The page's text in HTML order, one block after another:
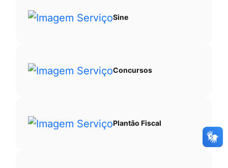
Sine
Concursos
Plantão Fiscal